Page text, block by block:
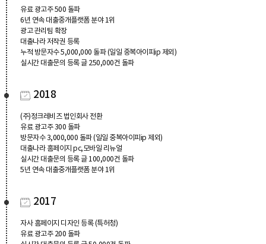
유료 광고주 500 돌파
6년 연속 대출중개플랫폼 분야 1위
광고 관리팀 확장
대출나라 저작권 등록
누적 방문자수 5,000,000 돌파 (일일 중복아이피ip 제외)
실시간 대출문의 등록 글 250,000건 돌파
2018
(주)정크레비즈 법인회사 전환
유료 광고주 300 돌파
방문자수 3,000,000 돌파 (일일 중복아이피ip 제외)
대출나라 홈페이지 pc,모바일 리뉴얼
실시간 대출문의 등록 글 100,000건 돌파
5년 연속 대출중개플랫폼 분야 1위
2017
자사 홈페이지 디자인 등록 (특허청)
유료 광고주 200 돌파